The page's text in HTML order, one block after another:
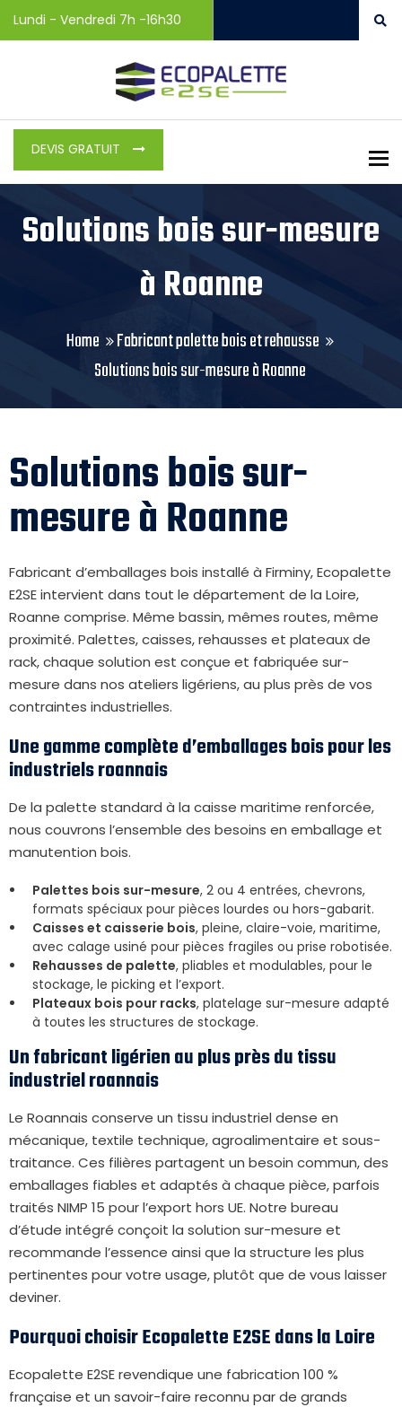
Lundi - Vendredi 7h -16h30
DEVIS GRATUIT
Solutions bois sur-mesure
à Roanne
Home
Fabricant palette bois et rehausse
Solutions bois sur-mesure à Roanne
Solutions bois sur-
mesure à Roanne
Fabricant d’emballages bois installé à Firminy, Ecopalette
E2SE intervient dans tout le département de la Loire,
Roanne comprise. Même bassin, mêmes routes, même
proximité. Palettes, caisses, rehausses et plateaux de
rack, chaque solution est conçue et fabriquée sur-
mesure dans nos ateliers ligériens, au plus près de vos
contraintes industrielles.
Une gamme complète d’emballages bois pour les
industriels roannais
De la palette standard à la caisse maritime renforcée,
nous couvrons l’ensemble des besoins en emballage et
manutention bois.
Palettes bois sur-mesure, 2 ou 4 entrées, chevrons,
formats spéciaux pour pièces lourdes ou hors-gabarit.
Caisses et caisserie bois, pleine, claire-voie, maritime,
avec calage usiné pour pièces fragiles ou prise robotisée.
Rehausses de palette, pliables et modulables, pour le
stockage, le picking et l’export.
Plateaux bois pour racks, platelage sur-mesure adapté
à toutes les structures de stockage.
Un fabricant ligérien au plus près du tissu
industriel roannais
Le Roannais conserve un tissu industriel dense en
mécanique, textile technique, agroalimentaire et sous-
traitance. Ces filières partagent un besoin commun, des
emballages fiables et adaptés à chaque pièce, parfois
traités NIMP 15 pour l’export hors UE. Notre bureau
d’étude intégré conçoit la solution sur-mesure et
recommande l’essence ainsi que la structure les plus
pertinentes pour votre usage, plutôt que de vous laisser
deviner.
Pourquoi choisir Ecopalette E2SE dans la Loire
Ecopalette E2SE revendique une fabrication 100 %
française et un savoir-faire reconnu par de grands